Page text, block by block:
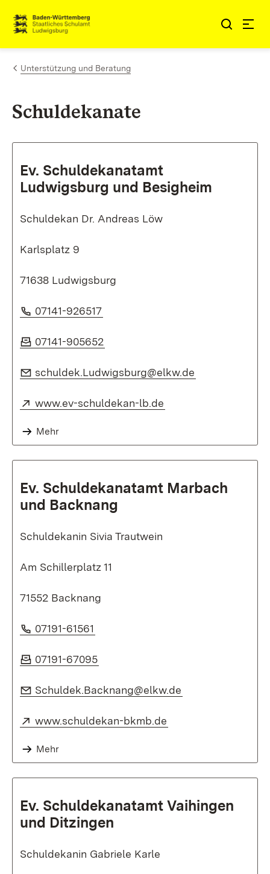
Zum Inhalt springen
Link zur Startseite
Unterstützung und Beratung
Schuldekanate
Ev. Schuldekanatamt
Ludwigsburg und Besigheim
Schuldekan Dr. Andreas Löw
Karlsplatz 9
71638 Ludwigsburg
Telefon:
07141-926517
Fax:
07141-905652
E-Mail:
schuldek.Ludwigsburg@elkw.de
Extern:
www.ev-schuldekan-lb.de
Mehr
Ev. Schuldekanatamt Marbach
und Backnang
Schuldekanin Sivia Trautwein
Am Schillerplatz 11
71552 Backnang
Telefon:
07191-61561
Fax:
07191-67095
E-Mail:
Schuldek.Backnang@elkw.de
Extern:
www.schuldekan-bkmb.de
Mehr
Ev. Schuldekanatamt Vaihingen
und Ditzingen
Schuldekanin Gabriele Karle